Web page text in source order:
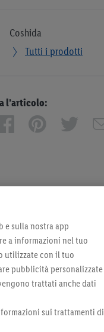
Coshida
Tutti i prodotti
l’articolo:
e sulla nostra app
a informazioni nel tuo
utilizzate con il tuo
pubblicità personalizzate
trattati anche dati
sui trattamenti di